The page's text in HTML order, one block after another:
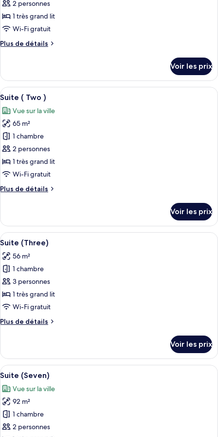
pour
ce
type
chambre :
2 personnes
1 très grand lit
Wi-Fi gratuit
Plus de détails
Plus
le
type
de
chambre
Suite
(Eighteen)
Voir les prix
Afficher
toutes
les
photos
pour
ce
type
de
chambre :
Suite
)
Une chambre à coucher avec un lit
8
Suite ( Two )
Vue sur la ville
65 m²
1 chambre
2 personnes
1 très grand lit
Wi-Fi gratuit
Plus de détails
Plus
le
type
de
chambre
Suite
Voir les prix
Afficher
toutes
les
photos
pour
ce
type
chambre :
Un salon confortable avec un
5
Suite (Three)
56 m²
1 chambre
3 personnes
1 très grand lit
Wi-Fi gratuit
Plus de détails
Plus
le
type
de
chambre
Suite
(Three)
Voir les prix
Afficher
toutes
les
photos
pour
ce
Un lit à baldaquin, un coin salon
12
Suite (Seven)
Vue sur la ville
92 m²
1 chambre
2 personnes